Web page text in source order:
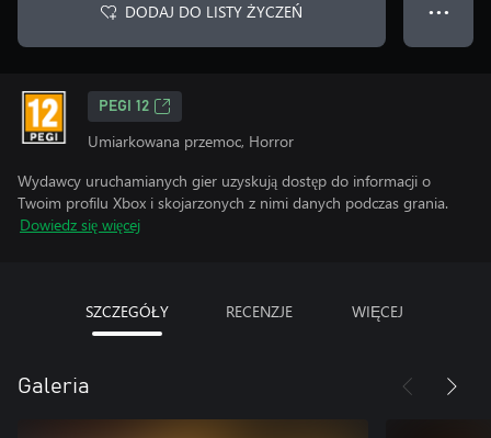
DODAJ DO LISTY ŻYCZEŃ ● ● ●
PEGI 12
Umiarkowana przemoc, Horror
Wydawcy uruchamianych gier uzyskują dostęp do informacji o
Twoim profilu Xbox i skojarzonych z nimi danych podczas grania.
Dowiedz się więcej
SZCZEGÓŁY RECENZJE WIĘCEJ
Galeria